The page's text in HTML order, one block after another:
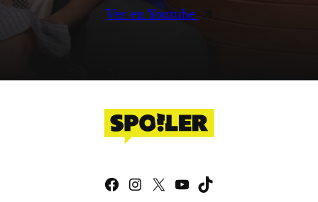
Ver en Youtube
Facebook
Instagram
X YouTube